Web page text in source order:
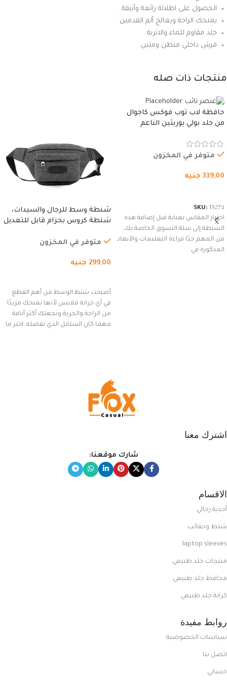
الحصول على اطلالة رائعة وأنيقة .
يمنحك الراحة ويعالج ألم القدمين .
جلد مقاوم للماء والاتربة .
فرش داخلي مبطن ومتين.
منتجات ذات صله
حافظة لاب توب فوكس كاجوال
من جلد بولي يوريثين الناعم
وسوستة.
متوفر في المخزون
339,00 جنيه
SKU: 11076
اختيار المقاس بعناية قبل إضافة هذه
الشنطة إلى سلة التسوق الخاصة بك،
من المهم جدًا قراءة التعليمات والأبعاد
المذكورة في
شنطة وسط للرجال والسيدات،
شنطة كروس بحزام قابل للتعديل
السفر، الجري العادي، المشي
(رمادي)
متوفر في المخزون
299,00 جنيه
أصبحت شنط الوسط من أهم القطع
في أي خزانة ملابس لأنها تمنحك مزيدًا
من الراحة والحرية وتجعلك أكثر أناقة
مهما كان الستايل الذي تفضله. اختر ما
اشترك معنا
شارك موقعنا:
الاقسام
أحذية رجالي
شنط وحقائب
laptop sleeves
منتجات جلد طبيعي
محافظ جلد طبيعي
كراتة جلد طبيعي
روابط مفيدة
سياسات الخصوصية
اتصل بنا
حسابي